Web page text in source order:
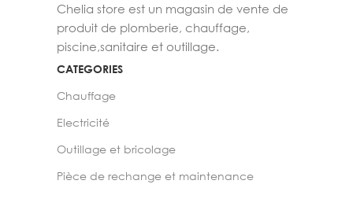
Chelia store est un magasin de vente de
produit de plomberie, chauffage,
piscine,sanitaire et outillage.
CATEGORIES
Chauffage
Electricité
Outillage et bricolage
Pièce de rechange et maintenance